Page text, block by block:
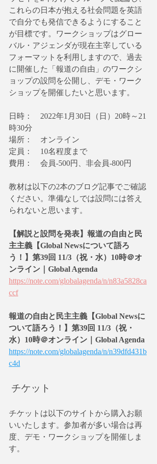
これらの日本が抱える社会問題を英語
で自分でも発信できるようにすること
が目標です。ワークショップはグロー
バル・アジェンダが現在主宰している
フォーマットを利用しますので、過去
に開催した「報道の自由」のワークシ
ョップの設問を公開し、デモ・ワーク
ショップを開催したいと思います。
日時：　2022年1月30日（日）20時～21
時30分
場所：　オンライン
定員：　10名程度まで
費用：　会員-500円、非会員-800円
教材は以下の2本のブログ記事でご確認
ください。準備なしでは設問には答え
られないと思います。
【解説と設問を発表】報道の自由と民
主主義【Global Newsについて語ろ
う！】第39回 11/3（祝・水）10時＠オ
ンライン｜Global Agenda
https://note.com/globalagenda/n/n83a5828ca
ccf
報道の自由と民主主義【Global Newsに
ついて語ろう！】第39回 11/3（祝・
水）10時＠オンライン｜Global Agenda
https://note.com/globalagenda/n/n39dfd431b
c4d
チケット
チケットは以下のサイトから購入お願
いいたします。参加者が多い場合は再
度、デモ・ワークショップを開催しま
す。